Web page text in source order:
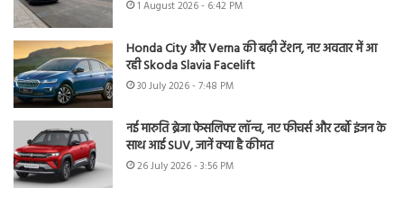
1 August 2026 - 6:42 PM
Honda City और Verna की बढ़ी टेंशन, नए अवतार में आ
रही Skoda Slavia Facelift
30 July 2026 - 7:48 PM
नई मारुति ब्रेजा फेसलिफ्ट लॉन्च, नए फीचर्स और टर्बो इंजन के
साथ आई SUV, जानें क्या है कीमत
26 July 2026 - 3:56 PM